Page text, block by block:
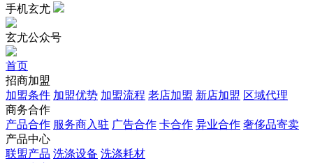
手机玄尤
玄尤公众号
首页
招商加盟
加盟条件 加盟优势 加盟流程 老店加盟 新店加盟 区域代理
商务合作
产品合作 服务商入驻 广告合作 卡合作 异业合作 奢侈品寄卖
产品中心
联盟产品 洗涤设备 洗涤耗材